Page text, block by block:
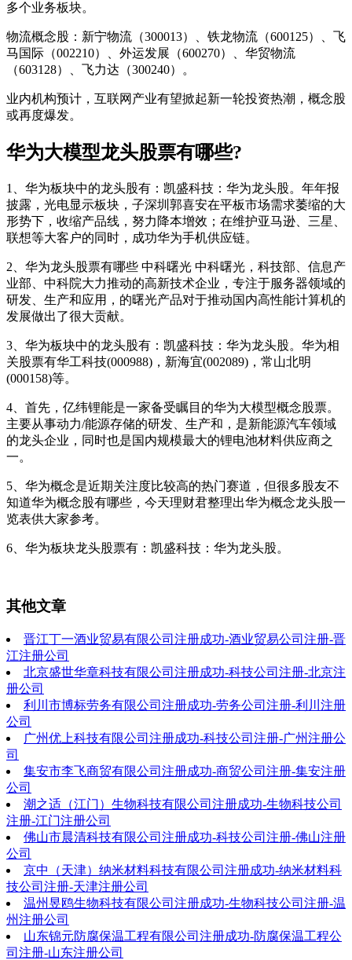
多个业务板块。
物流概念股：新宁物流（300013）、铁龙物流（600125）、飞
马国际（002210）、外运发展（600270）、华贸物流
（603128）、飞力达（300240）。
业内机构预计，互联网产业有望掀起新一轮投资热潮，概念股
或再度爆发。
华为大模型龙头股票有哪些?
1、华为板块中的龙头股有：凯盛科技：华为龙头股。年年报
披露，光电显示板块，子深圳郭喜安在平板市场需求萎缩的大
形势下，收缩产品线，努力降本增效；在维护亚马逊、三星、
联想等大客户的同时，成功华为手机供应链。
2、华为龙头股票有哪些 中科曙光 中科曙光，科技部、信息产
业部、中科院大力推动的高新技术企业，专注于服务器领域的
研发、生产和应用，的曙光产品对于推动国内高性能计算机的
发展做出了很大贡献。
3、华为板块中的龙头股有：凯盛科技：华为龙头股。华为相
关股票有华工科技(000988)，新海宜(002089)，常山北明
(000158)等。
4、首先，亿纬锂能是一家备受瞩目的华为大模型概念股票。
主要从事动力/能源存储的研发、生产和，是新能源汽车领域
的龙头企业，同时也是国内规模最大的锂电池材料供应商之
一。
5、华为概念是近期关注度比较高的热门赛道，但很多股友不
知道华为概念股有哪些，今天理财君整理出华为概念龙头股一
览表供大家参考。
6、华为板块龙头股票有：凯盛科技：华为龙头股。
其他文章
晋江丁一酒业贸易有限公司注册成功-酒业贸易公司注册-晋
江注册公司
北京盛世华章科技有限公司注册成功-科技公司注册-北京注
册公司
利川市博标劳务有限公司注册成功-劳务公司注册-利川注册
公司
广州优上科技有限公司注册成功-科技公司注册-广州注册公
司
集安市李飞商贸有限公司注册成功-商贸公司注册-集安注册
公司
潮之适（江门）生物科技有限公司注册成功-生物科技公司
注册-江门注册公司
佛山市晨清科技有限公司注册成功-科技公司注册-佛山注册
公司
京中（天津）纳米材料科技有限公司注册成功-纳米材料科
技公司注册-天津注册公司
温州昱鸥生物科技有限公司注册成功-生物科技公司注册-温
州注册公司
山东锦元防腐保温工程有限公司注册成功-防腐保温工程公
司注册-山东注册公司